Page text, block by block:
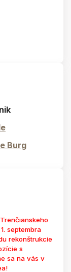
Burg
septembra
rekonštrukcie
s
sa na vás v